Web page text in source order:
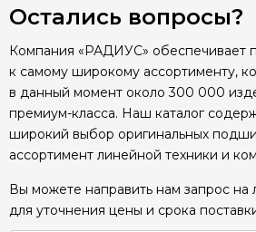
Остались вопросы?
Компания «РАДИУС» обеспечивает
к самому широкому ассортименту,
в данный момент около 300 000
премиум-класса. Наш каталог
широкий выбор оригинальных
ассортимент линейной техники и
Вы можете направить нам запрос
для уточнения цены и срока